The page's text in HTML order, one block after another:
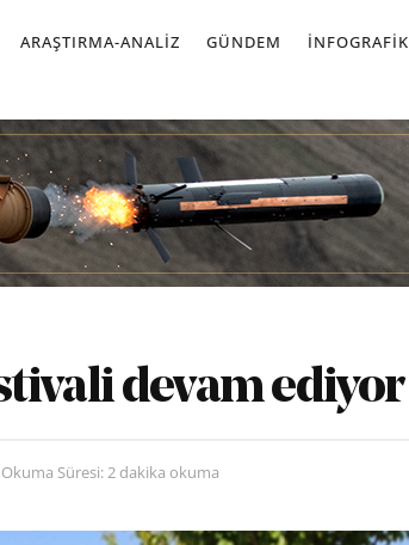
ARAŞTIRMA-ANALIZ GÜNDEM İNFOGRAFIK
devam ediyor
Okuma Süresi: 2 dakika okuma